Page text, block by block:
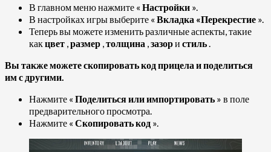
В главном меню нажмите « Настройки ».
В настройках игры выберите « Вкладка «Перекрестие ».
Теперь вы можете изменить различные аспекты, такие
какцвет размер толщина зазори стиль
Вы также можете скопировать код прицела и поделиться
им с другими.
Нажмите « Поделиться или импортировать » в поле
предварительного просмотра.
Нажмите « Скопировать код ».